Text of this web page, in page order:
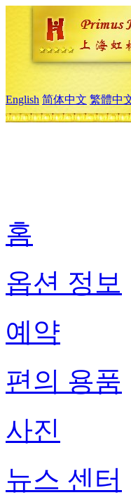
English 简体中文 繁體中
홈
옵션 정보
예약
편의 용품
사진
뉴스 센터